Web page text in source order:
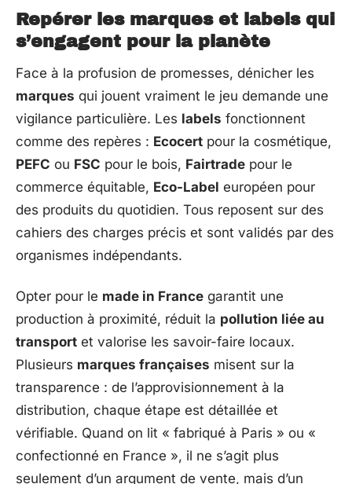
Repérer les marques et labels qui
s’engagent pour la planète
Face à la profusion de promesses, dénicher les
marques qui jouent vraiment le jeu demande une
vigilance particulière. Les labels fonctionnent
comme des repères : Ecocert pour la cosmétique,
PEFC ou FSC pour le bois, Fairtrade pour le
commerce équitable, Eco-Label européen pour
des produits du quotidien. Tous reposent sur des
cahiers des charges précis et sont validés par des
organismes indépendants.
Opter pour le made in France garantit une
production à proximité, réduit la pollution liée au
transport et valorise les savoir-faire locaux.
Plusieurs marques françaises misent sur la
transparence : de l’approvisionnement à la
distribution, chaque étape est détaillée et
vérifiable. Quand on lit « fabriqué à Paris » ou «
confectionné en France », il ne s’agit plus
seulement d’un argument de vente, mais d’un